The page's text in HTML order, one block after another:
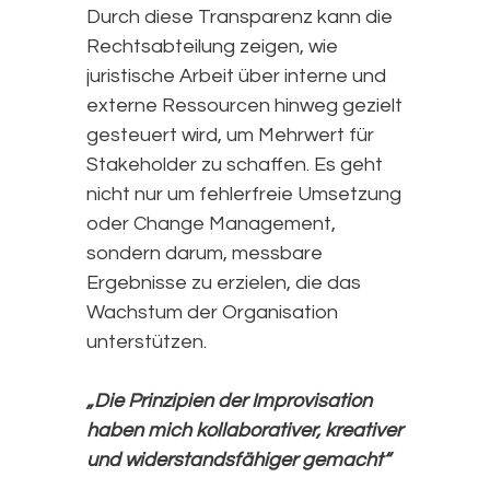
Durch diese Transparenz kann die
Rechtsabteilung zeigen, wie
juristische Arbeit über interne und
externe Ressourcen hinweg gezielt
gesteuert wird, um Mehrwert für
Stakeholder zu schaffen. Es geht
nicht nur um fehlerfreie Umsetzung
oder Change Management,
sondern darum, messbare
Ergebnisse zu erzielen, die das
Wachstum der Organisation
unterstützen.
„Die Prinzipien der Improvisation
haben mich kollaborativer, kreativer
und widerstandsfähiger gemacht“